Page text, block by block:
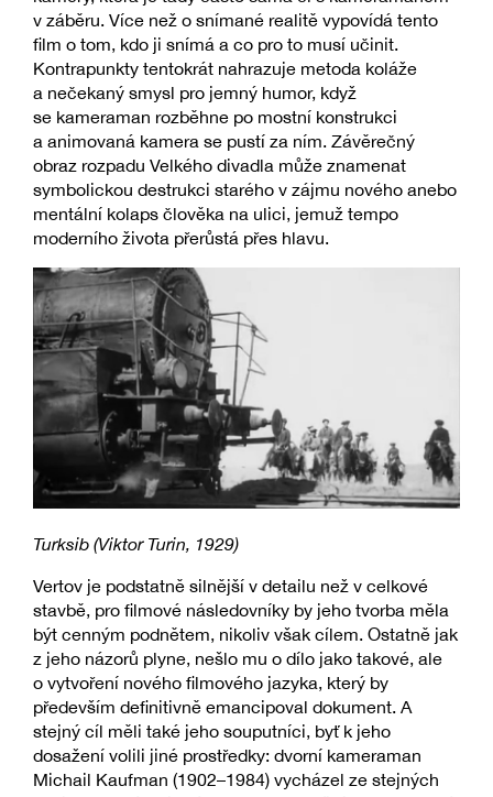
v záběru. Více než o snímané realitě vypovídá tento
film o tom, kdo ji snímá a co pro to musí učinit.
Kontrapunkty tentokrát nahrazuje metoda koláže
a nečekaný smysl pro jemný humor, když
se kameraman rozběhne po mostní konstrukci
a animovaná kamera se pustí za ním. Závěrečný
obraz rozpadu Velkého divadla může znamenat
symbolickou destrukci starého v zájmu nového anebo
mentální kolaps člověka na ulici, jemuž tempo
moderního života přerůstá přes hlavu.
Turksib (Viktor Turin, 1929)
Vertov je podstatně silnější v detailu než v celkové
stavbě, pro filmové následovníky by jeho tvorba měla
být cenným podnětem, nikoliv však cílem. Ostatně jak
z jeho názorů plyne, nešlo mu o dílo jako takové, ale
o vytvoření nového filmového jazyka, který by
především definitivně emancipoval dokument. A
stejný cíl měli také jeho souputníci, byť k jeho
dosažení volili jiné prostředky: dvorní kameraman
Michail Kaufman (1902–1984) vycházel ze stejných